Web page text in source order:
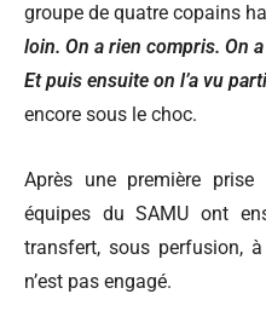
groupe de quatre copains
loin. On a rien compris. On
Et puis ensuite on l’a vu
encore sous le choc.
Après une première
équipes du SAMU ont
transfert, sous perfusion,
n’est pas engagé.